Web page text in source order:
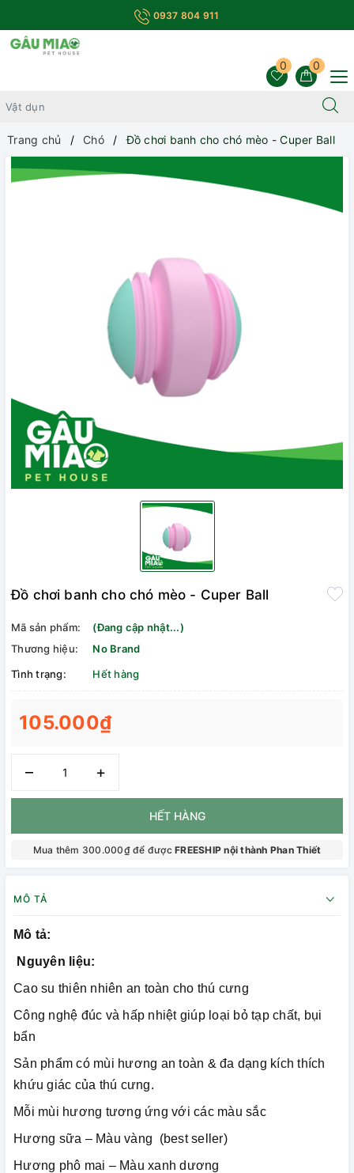
0937 804 911
0
0
Trang chủ Chó Đồ chơi banh cho chó mèo - Cuper Ball
Đồ chơi banh cho chó mèo - Cuper Ball
Mã sản phẩm:
(Đang cập nhật...)
Thương hiệu:
No Brand
Tình trạng:
Hết hàng
105.000₫
– +
HẾT HÀNG
Mua thêm 300.000₫ để đượcFREESHIP nội thành Phan Thiết
MÔ TẢ
Mô tả:
Nguyên liệu:
Cao su thiên nhiên an toàn cho thú cưng
Công nghệ đúc và hấp nhiệt giúp loại bỏ tạp chất, bụi
bẩn
Sản phẩm có mùi hương an toàn & đa dạng kích thích
khứu giác của thú cưng.
Mỗi mùi hương tương ứng với các màu sắc
Hương sữa – Màu vàng (best seller)
Hương phô mai – Màu xanh dương